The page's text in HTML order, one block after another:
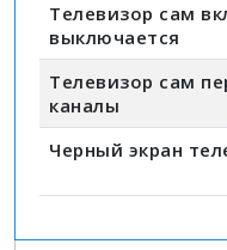
Телевизор сам
выключается
Телевизор сам
каналы
Черный экран